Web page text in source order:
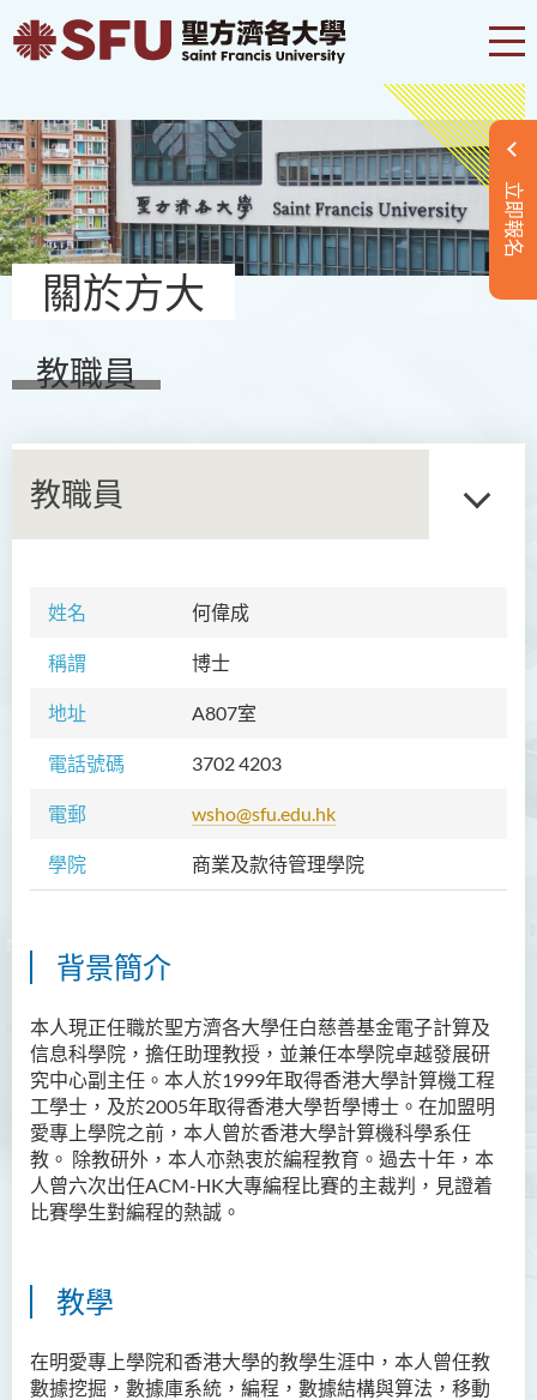
立即報名
關於方大
教職員
教職員
姓名 何偉成
稱謂 博士
地址 A807室
電話號碼 3702 4203
電郵 wsho@sfu.edu.hk
學院 商業及款待管理學院
背景簡介
本人現正任職於聖方濟各大學任白慈善基金電子計算及
信息科學院 ，擔任助理教授，並兼任本學院卓越發展研
究中心副主任。本人於1999年取得香港大學計算機工程
工學士，及於2005年取得香港大學哲學博士。在加盟明
愛專上學院之前，本人曾於香港大學計算機科學系任
教。 除教研外，本人亦熱衷於編程教育。過去十年，本
人曾六次出任ACM-HK大專編程比賽的主裁判，見證着
比賽學生對編程的熱誠。
教學
在明愛專上學院和香港大學的教學生涯中，本人曾任教
數據挖掘，數據庫系統，編程，數據結構與算法，移動
學院簡介
願景和使命
教職員
校外顧問團及校外考試委員
課程概覽
學生活動
學員通訊
資訊及活動